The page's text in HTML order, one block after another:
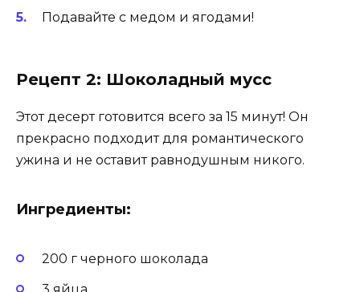
Подавайте с медом и ягодами!
Рецепт 2: Шоколадный мусс
Этот десерт готовится всего за 15 минут! Он
прекрасно подходит для романтического
ужина и не оставит равнодушным никого.
Ингредиенты:
200 г черного шоколада